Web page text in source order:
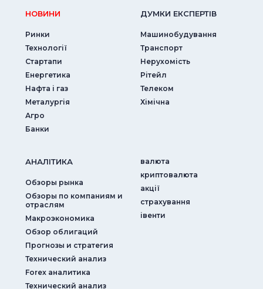
НОВИНИ
Ринки
Технології
Стартапи
Енергетика
Нафта і газ
Металургія
Агро
Банки
ДУМКИ ЕКСПЕРТIВ
Машинобудування
Транспорт
Нерухомість
Рітейл
Телеком
Хімічна
АНАЛIТИКА
Обзоры рынка
Обзоры по компаниям и
отраслям
Макроэкономика
Обзор облигаций
Прогнозы и стратегия
Технический анализ
Forex аналитика
Технический анализ
валюта
криптовалюта
акції
страхування
iвенти